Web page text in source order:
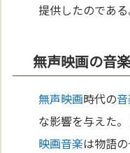
提供したのである
無声映画の音
無声映画時代の
な影響を与えた
映画音楽は物語